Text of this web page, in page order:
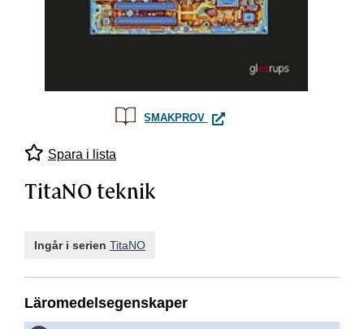
SMAKPROV TITANO TEKNIK
Spara i lista
TitaNO teknik
Ingår i serien TitaNO
Läromedelsegenskaper